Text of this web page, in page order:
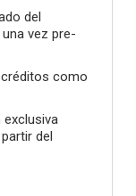
del
vez pre-
como
exclusiva
del